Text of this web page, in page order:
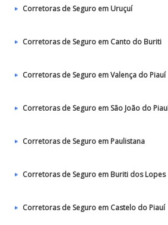
Corretoras de Seguro em Uruçuí
Corretoras de Seguro em Canto do Buriti
Corretoras de Seguro em Valença do Piauí
Corretoras de Seguro em São João do
Corretoras de Seguro em Paulistana
Corretoras de Seguro em Buriti dos Lopes
Corretoras de Seguro em Castelo do Piauí